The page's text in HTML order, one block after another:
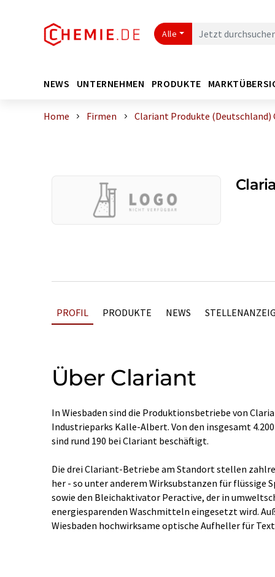
Alle
NEWS UNTERNEHMEN PRODUKTE
Home Firmen Clariant Produkte (Deutschland)
PROFIL PRODUKTE NEWS
Über Clariant
In Wiesbaden sind die Produktionsbetriebe von
Industrieparks Kalle-Albert. Von den insgesamt
sind rund 190 bei Clariant beschäftigt.
Die drei Clariant-Betriebe am Standort stellen
her - so unter anderem Wirksubstanzen für flüssige
sowie den Bleichaktivator Peractive, der in
energiesparenden Waschmitteln eingesetzt wird.
Wiesbaden hochwirksame optische Aufheller für